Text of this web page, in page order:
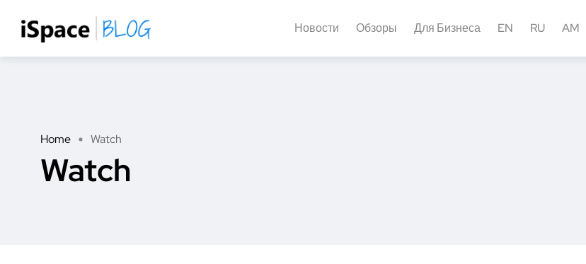
Новости Обзоры Для Бизнеса EN RU AM
Home Watch
Watch